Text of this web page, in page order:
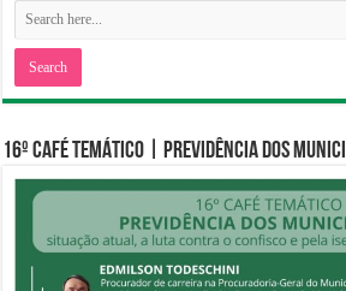
16º CAFÉ TEMÁTICO | PREVIDÊNCIA DOS